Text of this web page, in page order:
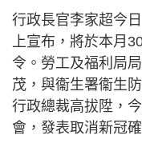
行政長官李家超今
上宣布，將於本月
令。勞工及福利局
茂，與衞生署衞生
行政總裁高拔陞，
會，發表取消新冠